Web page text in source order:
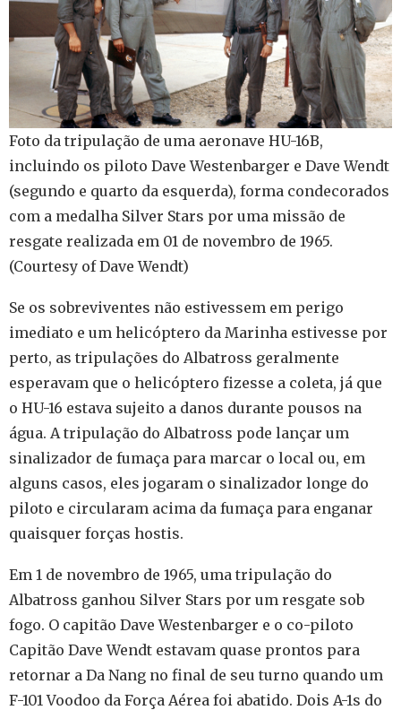
Foto da tripulação de uma aeronave HU-16B,
incluindo os piloto Dave Westenbarger e Dave Wendt
(segundo e quarto da esquerda), forma condecorados
com a medalha Silver Stars por uma missão de
resgate realizada em 01 de novembro de 1965.
(Courtesy of Dave Wendt)
Se os sobreviventes não estivessem em perigo
imediato e um helicóptero da Marinha estivesse por
perto, as tripulações do Albatross geralmente
esperavam que o helicóptero fizesse a coleta, já que
o HU-16 estava sujeito a danos durante pousos na
água. A tripulação do Albatross pode lançar um
sinalizador de fumaça para marcar o local ou, em
alguns casos, eles jogaram o sinalizador longe do
piloto e circularam acima da fumaça para enganar
quaisquer forças hostis.
Em 1 de novembro de 1965, uma tripulação do
Albatross ganhou Silver Stars por um resgate sob
fogo. O capitão Dave Westenbarger e o co-piloto
Capitão Dave Wendt estavam quase prontos para
retornar a Da Nang no final de seu turno quando um
F-101 Voodoo da Força Aérea foi abatido. Dois A-1s do